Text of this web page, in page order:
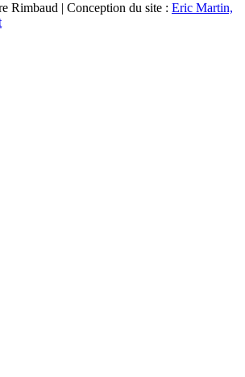
Rimbaud | Conception du site : Eric Martin,